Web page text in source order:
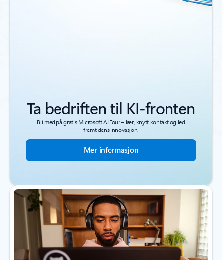
Ta bedriften til KI-fronten
Bli med på gratis Microsoft AI Tour – lær, knytt kontakt og led
fremtidens innovasjon.
Mer informasjon